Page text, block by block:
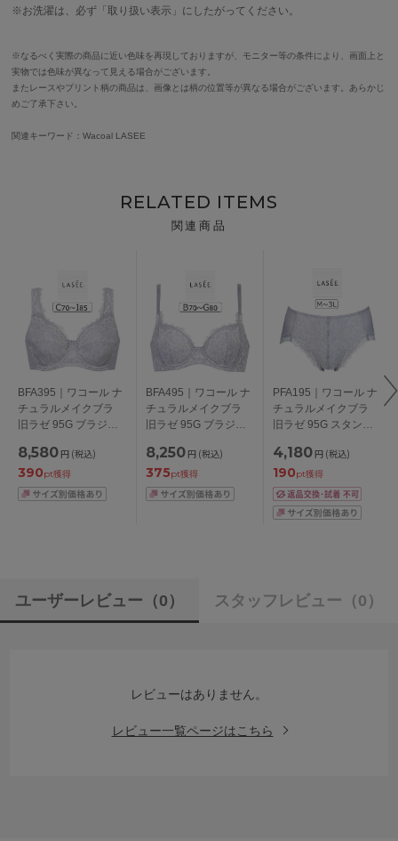
※お洗濯は、必ず「取り扱い表示」にしたがってください。
※なるべく実際の商品に近い色味を再現しておりますが、モニター等の条件により、画面上と
実物では色味が異なって見える場合がございます。
またレースやプリント柄の商品は、画像とは柄の位置等が異なる場合がございます。あらかじ
めご了承下さい。
関連キーワード：Wacoal LASEE
RELATED ITEMS
関連商品
BFA395｜ワコール ナ
チュラルメイクブラ
旧ラゼ 95G ブラジャ
プ アンダー
70/75/80/85cm
8,580 円 (税込)
390pt獲得
BFA495｜ワコール ナ
チュラルメイクブラ
旧ラゼ 95G ブラジャ
プ アンダー
65/70/75/80/85cm
8,250 円 (税込)
375pt獲得
PFA195｜ワコール ナ
チュラルメイクブラ
旧ラゼ 95G スタンダ
ッグ M/L/LL/3L
4,180 円 (税込)
190pt獲得
ユーザーレビュー （0） スタッフレビュー （0）
レビューはありません。
レビュー一覧ページはこちら